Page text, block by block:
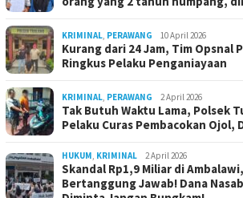
KRIMINAL, PERAWANG 10 April 2026
Kurang dari 24 Jam, Tim Opsnal
Ringkus Pelaku Penganiayaan
KRIMINAL, PERAWANG 2 April 2026
Tak Butuh Waktu Lama, Polsek
Pelaku Curas Pembacokan Ojol,
HUKUM, KRIMINAL 2 April 2026
Skandal Rp1,9 Miliar di
Bertanggung Jawab! Dana